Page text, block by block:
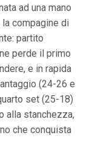
ad una mano
compagine di
partito
perde il primo
e in rapida
(24-26 e
set (25-18)
alla stanchezza,
che conquista